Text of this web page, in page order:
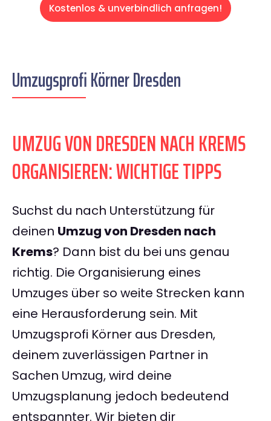
Kostenlos & unverbindlich anfragen!
Umzugsprofi Körner Dresden
UMZUG VON DRESDEN NACH KREMS
ORGANISIEREN: WICHTIGE TIPPS
Suchst du nach Unterstützung für
deinen Umzug von Dresden nach
Krems? Dann bist du bei uns genau
richtig. Die Organisierung eines
Umzuges über so weite Strecken kann
eine Herausforderung sein. Mit
Umzugsprofi Körner aus Dresden,
deinem zuverlässigen Partner in
Sachen Umzug, wird deine
Umzugsplanung jedoch bedeutend
entspannter. Wir bieten dir